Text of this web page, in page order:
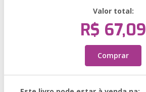
Valor total:
R$ 67,09
Comprar